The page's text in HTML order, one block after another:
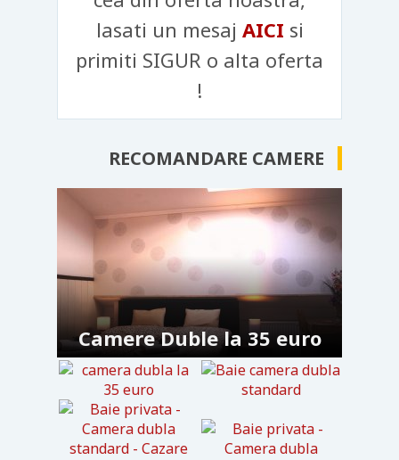
lasati un mesaj AICI si
primiti SIGUR o alta oferta
!
RECOMANDARE CAMERE
Camere Duble la 35 euro